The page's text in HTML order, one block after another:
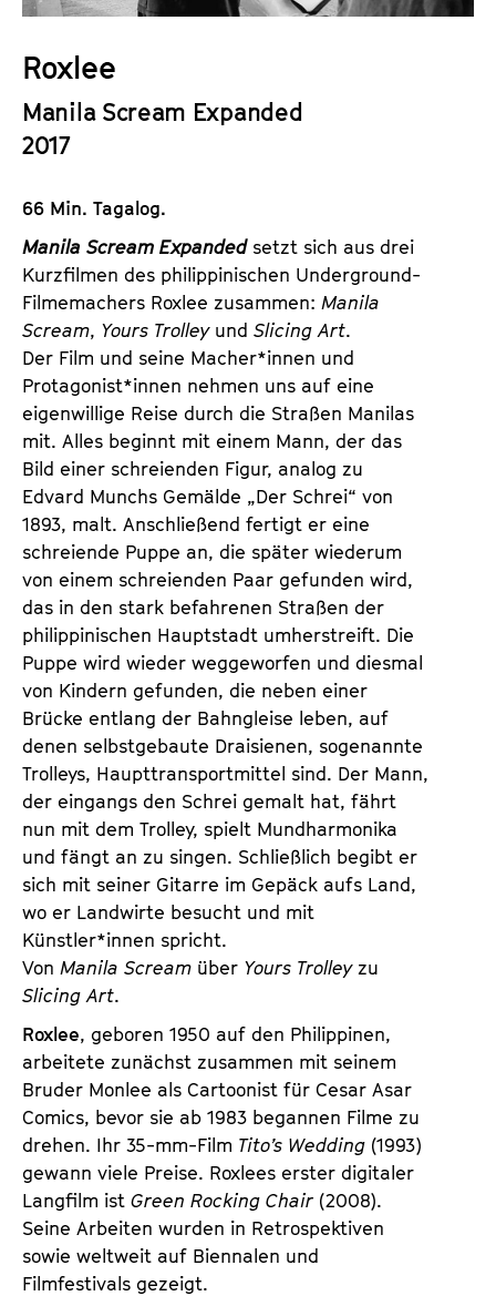
u
t
e
.
Roxlee
Manila Scream Expanded
2017
66 Min. Tagalog.
Manila Scream Expandedsetzt sich aus drei
Kurzfilmen des philippinischen Underground-
Filmemachers Roxlee zusammen: Manila
Scream, Yours Trolleyund Slicing Art.
Der Film und seine Macher*innen und
Protagonist*innen nehmen uns auf eine
eigenwillige Reise durch die Straßen Manilas
mit. Alles beginnt mit einem Mann, der das
Bild einer schreienden Figur, analog zu
Edvard Munchs Gemälde „Der Schrei“ von
1893, malt. Anschließend fertigt er eine
schreiende Puppe an, die später wiederum
von einem schreienden Paar gefunden wird,
das in den stark befahrenen Straßen der
philippinischen Hauptstadt umherstreift. Die
Puppe wird wieder weggeworfen und diesmal
von Kindern gefunden, die neben einer
Brücke entlang der Bahngleise leben, auf
denen selbstgebaute Draisienen, sogenannte
Trolleys, Haupttransportmittel sind. Der Mann,
der eingangs den Schrei gemalt hat, fährt
nun mit dem Trolley, spielt Mundharmonika
und fängt an zu singen. Schließlich begibt er
sich mit seiner Gitarre im Gepäck aufs Land,
wo er Landwirte besucht und mit
Künstler*innen spricht.
Von Manila Scream über Yours Trolleyzu
Slicing Art.
Roxlee, geboren 1950 auf den Philippinen,
arbeitete zunächst zusammen mit seinem
Bruder Monlee als Cartoonist für Cesar Asar
Comics, bevor sie ab 1983 begannen Filme zu
drehen. Ihr 35-mm-Film Tito’s Wedding (1993)
gewann viele Preise. Roxlees erster digitaler
Langfilm ist Green Rocking Chair (2008).
Seine Arbeiten wurden in Retrospektiven
sowie weltweit auf Biennalen und
Filmfestivals gezeigt.